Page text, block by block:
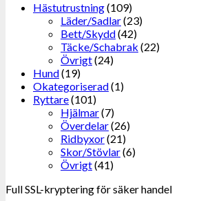
Hästutrustning(109)
Läder/Sadlar(23)
Bett/Skydd(42)
Täcke/Schabrak (22)
Övrigt(24)
Hund(19)
Okategoriserad(1)
Ryttare(101)
Hjälmar(7)
Överdelar(26)
Ridbyxor(21)
Skor/Stövlar(6)
Övrigt(41)
Full SSL-kryptering för säker handel